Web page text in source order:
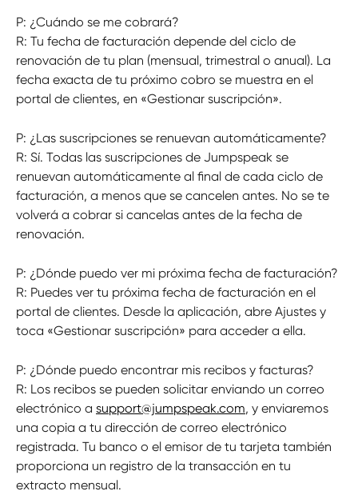
P: ¿Cuándo se me cobrará?
R: Tu fecha de facturación depende del ciclo de
renovación de tu plan (mensual, trimestral o anual). La
fecha exacta de tu próximo cobro se muestra en el
portal de clientes, en «Gestionar suscripción».
P: ¿Las suscripciones se renuevan automáticamente?
R: Sí. Todas las suscripciones de Jumpspeak se
renuevan automáticamente al final de cada ciclo de
facturación, a menos que se cancelen antes. No se te
volverá a cobrar si cancelas antes de la fecha de
renovación.
P: ¿Dónde puedo ver mi próxima fecha de facturación?
R: Puedes ver tu próxima fecha de facturación en el
portal de clientes. Desde la aplicación, abre Ajustes y
toca «Gestionar suscripción» para acceder a ella.
P: ¿Dónde puedo encontrar mis recibos y facturas?
R: Los recibos se pueden solicitar enviando un correo
electrónico a support@jumpspeak.com, y enviaremos
una copia a tu dirección de correo electrónico
registrada. Tu banco o el emisor de tu tarjeta también
proporciona un registro de la transacción en tu
extracto mensual.